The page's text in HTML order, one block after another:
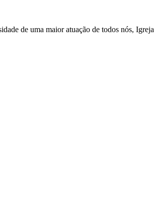
de uma maior atuação de todos nós,